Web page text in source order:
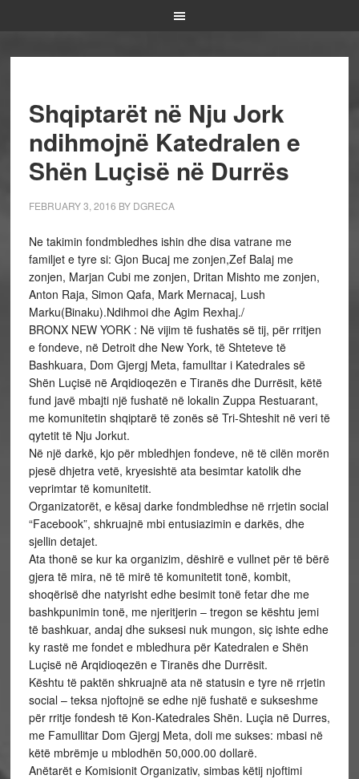
Shqiptarët në Nju Jork
ndihmojnë Katedralen e
Shën Luçisë në Durrës
FEBRUARY 3, 2016 BY DGRECA
Ne takimin fondmbledhes ishin dhe disa vatrane me
familjet e tyre si: Gjon Bucaj me zonjen,Zef Balaj me
zonjen, Marjan Cubi me zonjen, Dritan Mishto me zonjen,
Anton Raja, Simon Qafa, Mark Mernacaj, Lush
Marku(Binaku).Ndihmoi dhe Agim Rexhaj./
BRONX NEW YORK : Në vijim të fushatës së tij, për rritjen
e fondeve, në Detroit dhe New York, të Shteteve të
Bashkuara, Dom Gjergj Meta, famulltar i Katedrales së
Shën Luçisë në Arqidioqezën e Tiranës dhe Durrësit, këtë
fund javë mbajti një fushatë në lokalin Zuppa Restuarant,
me komunitetin shqiptarë të zonës së Tri-Shteshit në veri të
qytetit të Nju Jorkut.
Në një darkë, kjo për mbledhjen fondeve, në të cilën morën
pjesë dhjetra vetë, kryesishtë ata besimtar katolik dhe
veprimtar të komunitetit.
Organizatorët, e kësaj darke fondmbledhse në rrjetin social
“Facebook”, shkruajnë mbi entusiazimin e darkës, dhe
sjellin detajet.
Ata thonë se kur ka organizim, dëshirë e vullnet për të bërë
gjera të mira, në të mirë të komunitetit tonë, kombit,
shoqërisë dhe natyrisht edhe besimit tonë fetar dhe me
bashkpunimin tonë, me njeritjerin – tregon se kështu jemi
të bashkuar, andaj dhe suksesi nuk mungon, siç ishte edhe
ky rastë me fondet e mbledhura për Katedralen e Shën
Luçisë në Arqidioqezën e Tiranës dhe Durrësit.
Kështu të paktën shkruajnë ata në statusin e tyre në rrjetin
social – teksa njoftojnë se edhe një fushatë e sukseshme
për rritje fondesh të Kon-Katedrales Shën. Luçia në Durres,
me Famullitar Dom Gjergj Meta, doli me sukses: mbasi në
këtë mbrëmje u mblodhën 50,000.00 dollarë.
Anëtarët e Komisionit Organizativ, simbas këtij njoftimi